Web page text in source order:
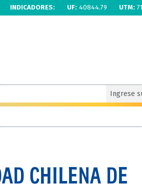
INDICADORES: UF: 40844.79 UTM:
CHILENA DE